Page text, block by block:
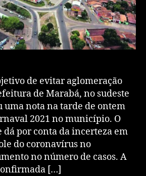
de evitar aglomeração
de Marabá, no sudeste
uma nota na tarde de ontem
2021 no município. O
dá por conta da incerteza em
do coronavírus no
no número de casos. A
[…]